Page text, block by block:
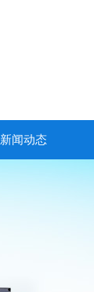
新闻动态